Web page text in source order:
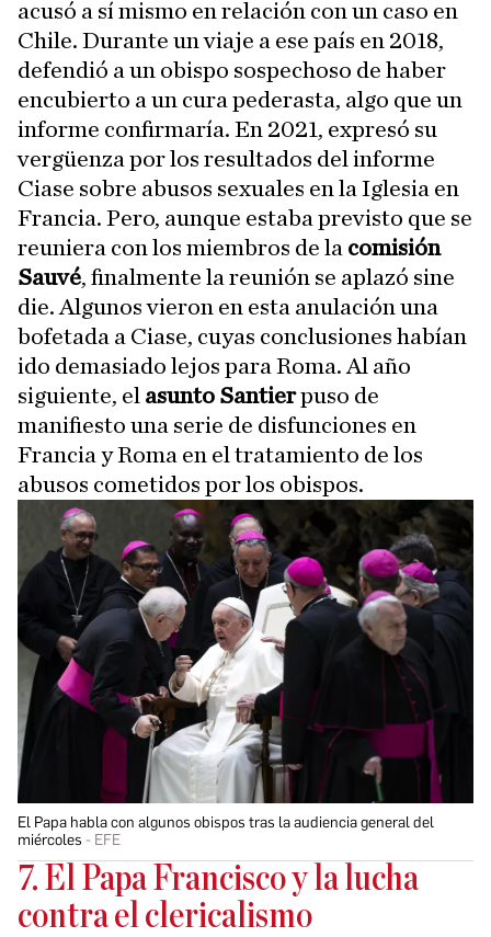
acusó a sí mismo en relación con un caso en
Chile. Durante un viaje a ese país en 2018,
defendió a un obispo sospechoso de haber
encubierto a un cura pederasta, algo que un
informe confirmaría. En 2021, expresó su
vergüenza por los resultados del informe
Ciase sobre abusos sexuales en la Iglesia en
Francia. Pero, aunque estaba previsto que se
reuniera con los miembros de la comisión
Sauvé, finalmente la reunión se aplazó sine
die. Algunos vieron en esta anulación una
bofetada a Ciase, cuyas conclusiones habían
ido demasiado lejos para Roma. Al año
siguiente, el asunto Santierpuso de
manifiesto una serie de disfunciones en
Francia y Roma en el tratamiento de los
abusos cometidos por los obispos.
El Papa habla con algunos obispos tras la audiencia general del
miércoles
EFE
7. El Papa Francisco y la lucha
contra el clericalismo